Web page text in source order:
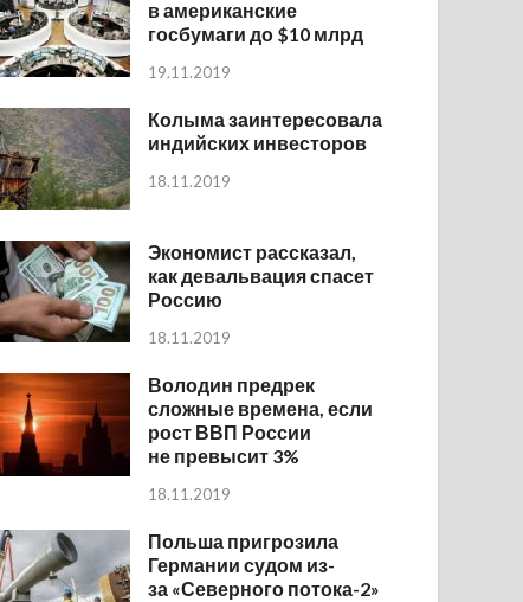
в американские
госбумаги до $10 млрд
19.11.2019
Колыма заинтересовала
индийских инвесторов
18.11.2019
Экономист рассказал,
как девальвация спасет
Россию
18.11.2019
Володин предрек
сложные времена, если
рост ВВП России
не превысит 3%
18.11.2019
Польша пригрозила
Германии судом из-
за «Северного потока-2»